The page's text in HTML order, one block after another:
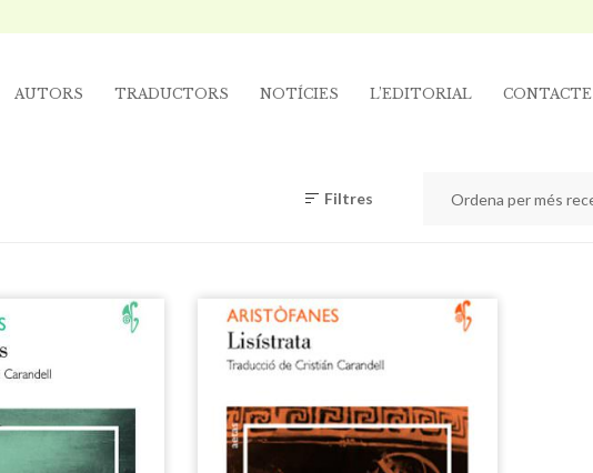
AUTORS TRADUCTORS NOTÍCIES L’EDITORIAL CONTACTE
Filtres